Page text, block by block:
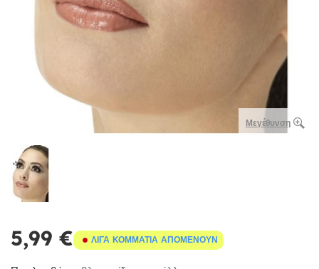
Μεγέθυνση
5,99 € ΛΊΓΑ ΚΟΜΜΆΤΙΑ ΑΠΟΜΈΝΟΥΝ